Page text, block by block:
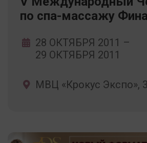
по спа-массажу
28 ОКТЯБРЯ 2011 –
29 ОКТЯБРЯ 2011
МВЦ «Крокус Экспо»,